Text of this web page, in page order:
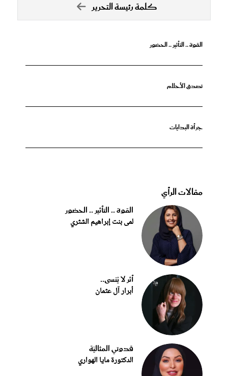
كلمة رئيسة التحرير
القوة .. التأثير .. الحضور
تصدق الأحلام
جرأة البدايات
مقالات الرأي
القوة .. التأثير .. الحضور
لمى بنت إبراهيم الشثري
أثر لا يُنسى..
أبرار آل عثمان
قدوتي المثاليّة
الدكتورة مايا الهواري